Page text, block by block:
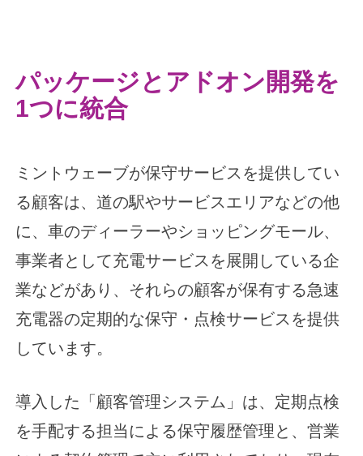
パッケージとアドオン開発を
1つに統合
ミントウェーブが保守サービスを提供してい
る顧客は、道の駅やサービスエリアなどの他
に、車のディーラーやショッピングモール、
事業者として充電サービスを展開している企
業などがあり、それらの顧客が保有する急速
充電器の定期的な保守・点検サービスを提供
しています。
導入した「顧客管理システム」は、定期点検
を手配する担当による保守履歴管理と、営業